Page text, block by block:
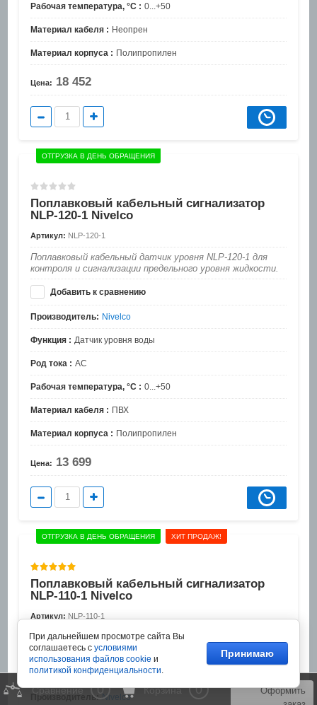
Рабочая температура, °C : 0...+50
Материал кабеля : Неопрен
Материал корпуса : Полипропилен
Цена: 18 452
ОТГРУЗКА В ДЕНЬ ОБРАЩЕНИЯ
Поплавковый кабельный сигнализатор
NLP-120-1 Nivelco
Артикул: NLP-120-1
Поплавковый кабельный датчик уровня NLP-120-1 для
контроля и сигнализации предельного уровня жидкости.
Добавить к сравнению
Производитель: Nivelco
Функция : Датчик уровня воды
Род тока : AC
Рабочая температура, °C : 0...+50
Материал кабеля : ПВХ
Материал корпуса : Полипропилен
Цена: 13 699
ОТГРУЗКА В ДЕНЬ ОБРАЩЕНИЯ ХИТ ПРОДАЖ!
Поплавковый кабельный сигнализатор
NLP-110-1 Nivelco
Артикул: NLP-110-1
Поплавковый кабельный датчик уровня NLP-110-1 для
контроля и сигнализации предельного уровня жидкости.
Добавить к сравнению
Производитель: Nivelco
Оформить
Корзина 0
Сравнение 0
При дальнейшем просмотре сайта Вы
соглашаетесь с условиями
использования файлов cookie и
политикой конфиденциальности.
Принимаю